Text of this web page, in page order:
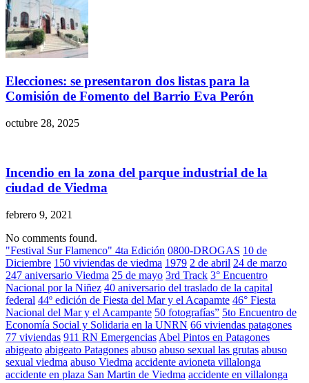
Elecciones: se presentaron dos listas para la
Comisión de Fomento del Barrio Eva Perón
octubre 28, 2025
Incendio en la zona del parque industrial de la
ciudad de Viedma
febrero 9, 2021
No comments found.
"Festival Sur Flamenco" 4ta Edición 0800-DROGAS 10 de
Diciembre 150 viviendas de viedma 1979 2 de abril 24 de marzo
247 aniversario Viedma 25 de mayo 3rd Track 3° Encuentro
Nacional por la Niñez 40 aniversario del traslado de la capital
federal 44º edición de Fiesta del Mar y el Acapamte 46° Fiesta
Nacional del Mar y el Acampante 50 fotografías” 5to Encuentro de
Economía Social y Solidaria en la UNRN 66 viviendas patagones
77 viviendas 911 RN Emergencias Abel Pintos en Patagones
abigeato abigeato Patagones abuso abuso sexual las grutas abuso
sexual viedma abuso Viedma accidente avioneta villalonga
accidente en plaza San Martin de Viedma accidente en villalonga